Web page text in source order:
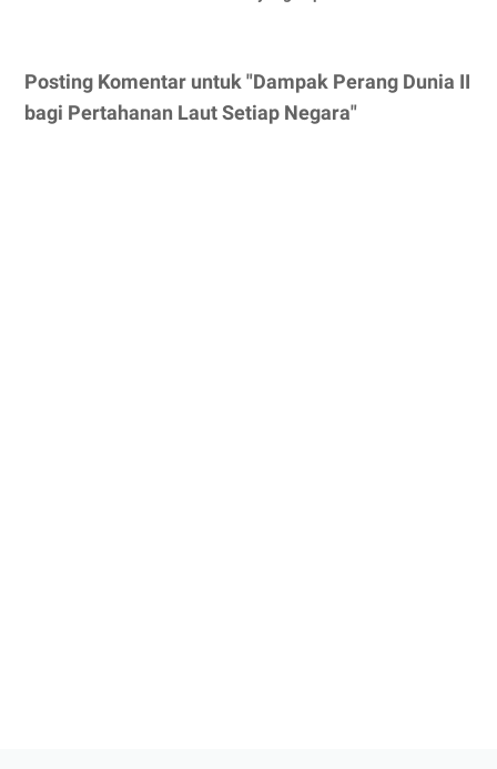
Posting Komentar untuk "Dampak Perang Dunia II
bagi Pertahanan Laut Setiap Negara"